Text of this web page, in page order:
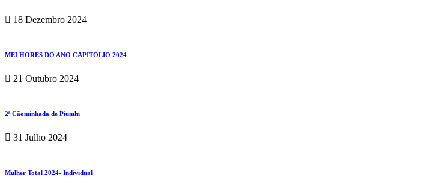
18 Dezembro 2024
MELHORES DO ANO CAPITÓLIO 2024
21 Outubro 2024
2ª Cãominhada de Piumhi
31 Julho 2024
Mulher Total 2024- Individual